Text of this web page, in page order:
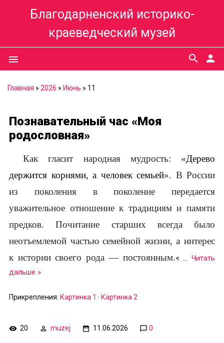
Благодарненский историко-
краеведческий музей
menu person
search
Главная » 2026 » Июнь » 11
Познавательный час «Моя
родословная»
Как гласит народная мудрость: «Дерево
держится корнями, а человек семьей». В России
из поколения в поколение передается
уважительное отношение к традициям и памяти
предков. Почитание старших всегда было
неотъемлемой частью семейной жизни, а интерес
к истории своего рода — постоянным.<...Читать
дальше »
Прикрепления: Картинка 1 · Картинка 2
20 muzej 11.06.2026 0